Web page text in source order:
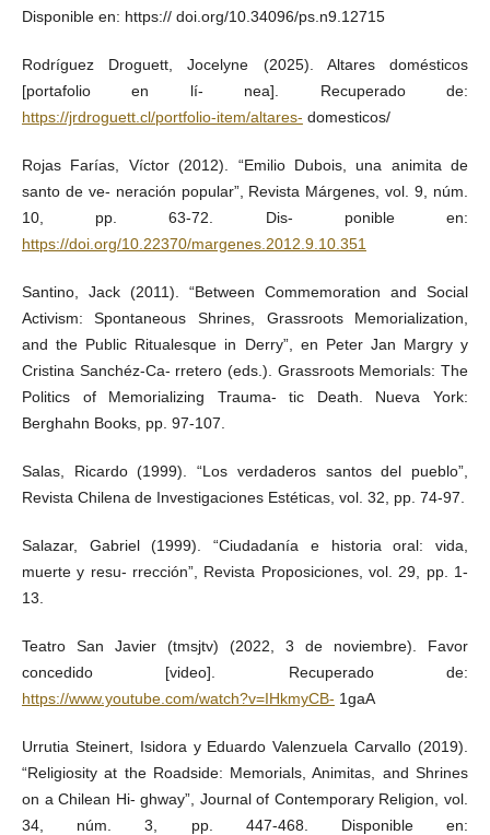
Disponible en: https:// doi.org/10.34096/ps.n9.12715
Rodríguez Droguett, Jocelyne (2025). Altares domésticos
[portafolio en lí- nea]. Recuperado de:
https://jrdroguett.cl/portfolio-item/altares- domesticos/
Rojas Farías, Víctor (2012). “Emilio Dubois, una animita de
santo de ve- neración popular”, Revista Márgenes, vol. 9, núm.
10, pp. 63-72. Dis- ponible en:
https://doi.org/10.22370/margenes.2012.9.10.351
Santino, Jack (2011). “Between Commemoration and Social
Activism: Spontaneous Shrines, Grassroots Memorialization,
and the Public Ritualesque in Derry”, en Peter Jan Margry y
Cristina Sanchéz-Ca- rretero (eds.). Grassroots Memorials: The
Politics of Memorializing Trauma- tic Death. Nueva York:
Berghahn Books, pp. 97-107.
Salas, Ricardo (1999). “Los verdaderos santos del pueblo”,
Revista Chilena de Investigaciones Estéticas, vol. 32, pp. 74-97.
Salazar, Gabriel (1999). “Ciudadanía e historia oral: vida,
muerte y resu- rrección”, Revista Proposiciones, vol. 29, pp. 1-
13.
Teatro San Javier (tmsjtv) (2022, 3 de noviembre). Favor
concedido [video]. Recuperado de:
https://www.youtube.com/watch?v=IHkmyCB- 1gaA
Urrutia Steinert, Isidora y Eduardo Valenzuela Carvallo (2019).
“Religiosity at the Roadside: Memorials, Animitas, and Shrines
on a Chilean Hi- ghway”, Journal of Contemporary Religion, vol.
34, núm. 3, pp. 447-468. Disponible en: